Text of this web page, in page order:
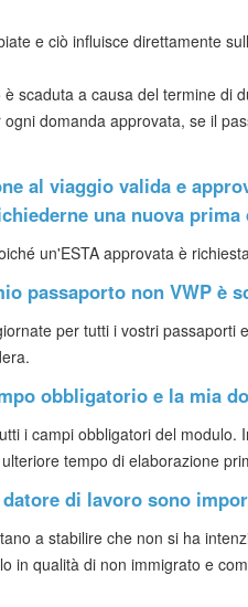
e ciò influisce direttamente
scaduta a causa del termine
domanda approvata, se il
al viaggio valida e
una nuova
un'ESTA approvata è
passaporto non VWP è
per tutti i vostri
obbligatorio e la mia
i campi obbligatori del
tempo di elaborazione
di lavoro sono
a stabilire che non si ha
in qualità di non immigrato e